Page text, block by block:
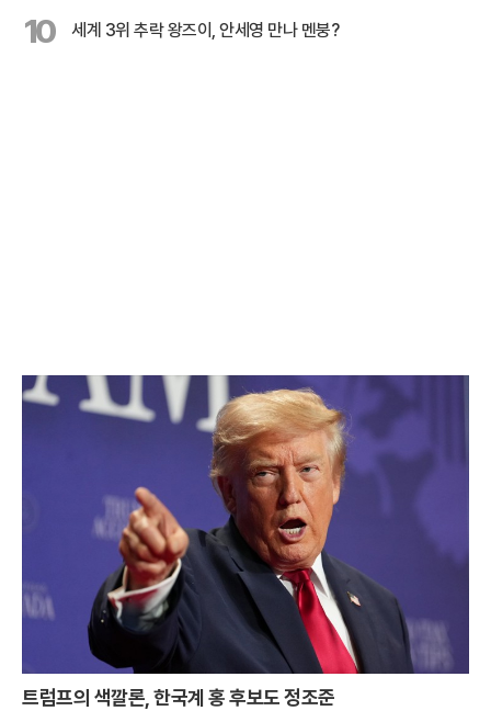
10 세계 3위 추락 왕즈이, 안세영 만나 멘붕?
트럼프의 색깔론, 한국계 홍 후보도 정조준